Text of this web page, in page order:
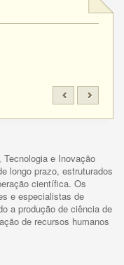
e Inovação
longo prazo, estruturados
científica. Os
e especialistas de
a produção de ciência de
de recursos humanos